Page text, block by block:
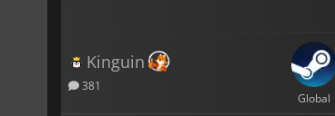
Kinguin
381
Global